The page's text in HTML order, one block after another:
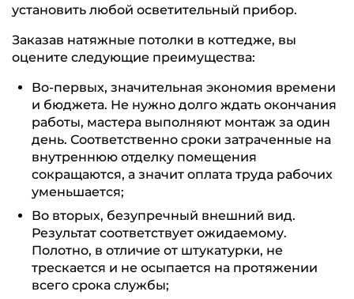
установить любой осветительный прибор.
Заказав натяжные потолки в коттедже, вы
оцените следующие преимущества:
Во-первых, значительная экономия времени
и бюджета. Не нужно долго ждать окончания
работы, мастера выполняют монтаж за один
день. Соответственно сроки затраченные на
внутреннюю отделку помещения
сокращаются, а значит оплата труда рабочих
уменьшается;
Во вторых, безупречный внешний вид.
Результат соответствует ожидаемому.
Полотно, в отличие от штукатурки, не
трескается и не осыпается на протяжении
всего срока службы;